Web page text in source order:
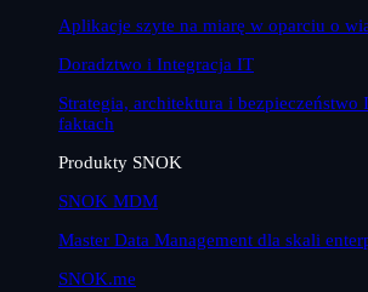
Aplikacje szyte na miarę w oparciu o
Doradztwo i Integracja IT
Strategia, architektura i bezpieczeństwo
faktach
Produkty SNOK
SNOK MDM
Master Data Management dla skali
SNOK.me